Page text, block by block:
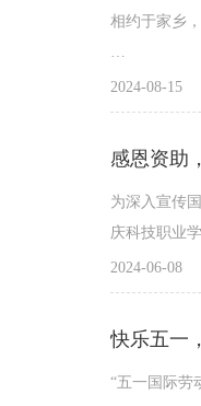
相约于家乡
2024暑假“返
重庆科技职
投身社会实践
助力家乡发展
他们迅速适
2024-08-15
感恩资助
为深入宣传
庆科技职业
2024-06-08
快乐五一
“五一国际劳